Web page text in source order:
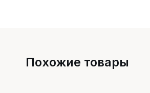
Похожие товары